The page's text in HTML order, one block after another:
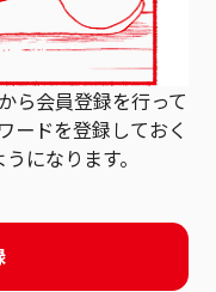
ら会員登録を行って
ードを登録しておく
になります。